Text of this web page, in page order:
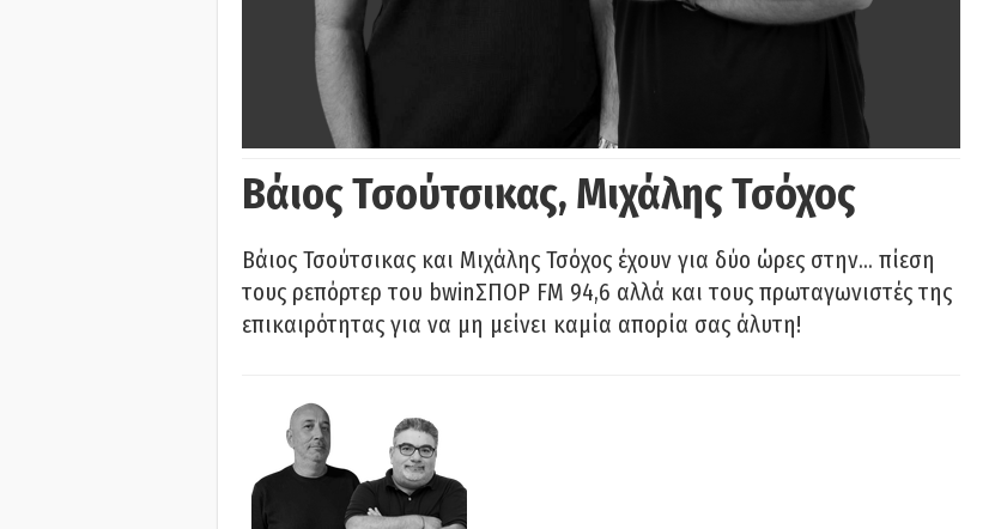
Βάιος Τσούτσικας, Μιχάλης Τσόχος
Βάιος Τσούτσικας και Μιχάλης Τσόχος έχουν για δύο ώρες στην… πίεση
τους ρεπόρτερ του bwinΣΠΟΡ FM 94,6 αλλά και τους πρωταγωνιστές της
επικαιρότητας για να μη μείνει καμία απορία σας άλυτη!